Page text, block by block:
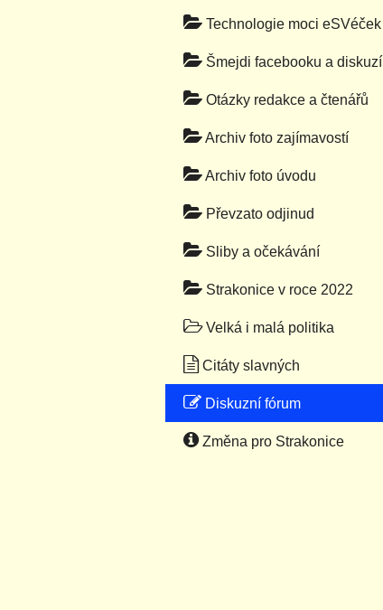
Technologie moci eSVéček
Šmejdi facebooku a diskuzí
Otázky redakce a čtenářů
Archiv foto zajímavostí
Archiv foto úvodu
Převzato odjinud
Sliby a očekávání
Strakonice v roce 2022
Velká i malá politika
Citáty slavných
Diskuzní fórum
Změna pro Strakonice